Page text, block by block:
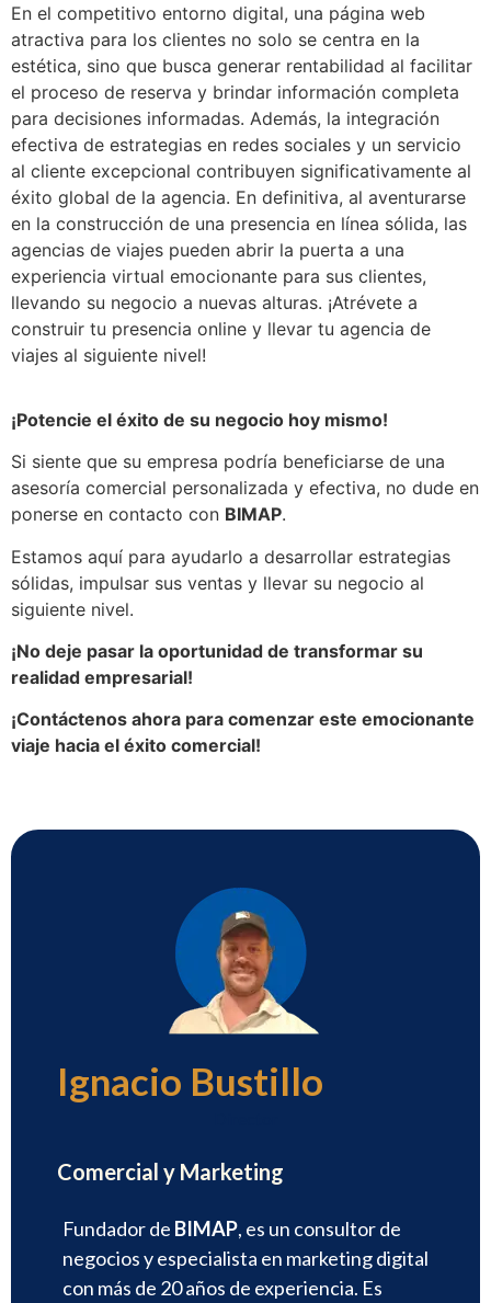
En el competitivo entorno digital, una página web
atractiva para los clientes no solo se centra en la
estética, sino que busca generar rentabilidad al facilitar
el proceso de reserva y brindar información completa
para decisiones informadas. Además, la integración
efectiva de estrategias en redes sociales y un servicio
al cliente excepcional contribuyen significativamente al
éxito global de la agencia. En definitiva, al aventurarse
en la construcción de una presencia en línea sólida, las
agencias de viajes pueden abrir la puerta a una
experiencia virtual emocionante para sus clientes,
llevando su negocio a nuevas alturas. ¡Atrévete a
construir tu presencia online y llevar tu agencia de
viajes al siguiente nivel!
¡Potencie el éxito de su negocio hoy mismo!
Si siente que su empresa podría beneficiarse de una
asesoría comercial personalizada y efectiva, no dude en
ponerse en contacto con BIMAP.
Estamos aquí para ayudarlo a desarrollar estrategias
sólidas, impulsar sus ventas y llevar su negocio al
siguiente nivel.
¡No deje pasar la oportunidad de transformar su
realidad empresarial!
¡Contáctenos ahora para comenzar este emocionante
viaje hacia el éxito comercial!
Ignacio Bustillo
Comercial y Marketing
Fundador de BIMAP, es un consultor de
negocios y especialista en marketing digital
con más de 20 años de experiencia. Es